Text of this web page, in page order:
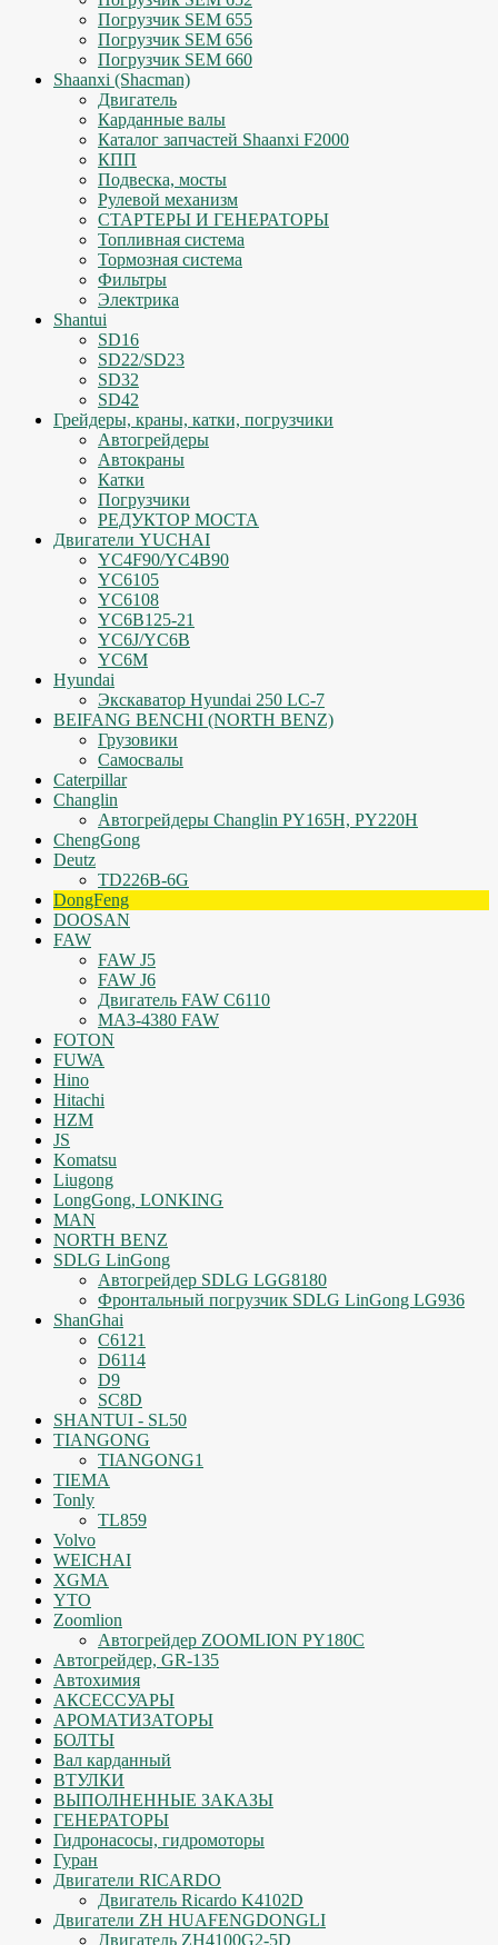
Погрузчик SEM 655
Погрузчик SEM 656
Погрузчик SEM 660
Shaanxi (Shacman)
Двигатель
Карданные валы
Каталог запчастей Shaanxi F2000
КПП
Подвеска, мосты
Рулевой механизм
СТАРТЕРЫ И ГЕНЕРАТОРЫ
Топливная система
Тормозная система
Фильтры
Электрика
Shantui
SD16
SD22/SD23
SD32
SD42
Грейдеры, краны, катки, погрузчики
Автогрейдеры
Автокраны
Катки
Погрузчики
РЕДУКТОР МОСТА
Двигатели YUCHAI
YC4F90/YC4B90
YC6105
YC6108
YC6B125-21
YC6J/YC6B
YC6M
Hyundai
Экскаватор Hyundai 250 LC-7
BEIFANG BENCHI (NORTH BENZ)
Грузовики
Самосвалы
Caterpillar
Changlin
Автогрейдеры Changlin PY165H, PY220H
ChengGong
Deutz
TD226B-6G
DongFeng
DOOSAN
FAW
FAW J5
FAW J6
Двигатель FAW C6110
МАЗ-4380 FAW
FOTON
FUWA
Hino
Hitachi
HZM
JS
Komatsu
Liugong
LongGong, LONKING
MAN
NORTH BENZ
SDLG LinGong
Автогрейдер SDLG LGG8180
Фронтальный погрузчик SDLG LinGong LG936
ShanGhai
C6121
D6114
D9
SC8D
SHANTUI - SL50
TIANGONG
TIANGONG1
TIEMA
Tonly
TL859
Volvo
WEICHAI
XGMA
YTO
Zoomlion
Автогрейдер ZOOMLION PY180C
Автогрейдер, GR-135
Автохимия
АКСЕССУАРЫ
АРОМАТИЗАТОРЫ
БОЛТЫ
Вал карданный
ВТУЛКИ
ВЫПОЛНЕННЫЕ ЗАКАЗЫ
ГЕНЕРАТОРЫ
Гидронасосы, гидромоторы
Гуран
Двигатели RICARDO
Двигатель Ricardo K4102D
Двигатели ZH HUAFENGDONGLI
Двигатель ZH4100G2-5D